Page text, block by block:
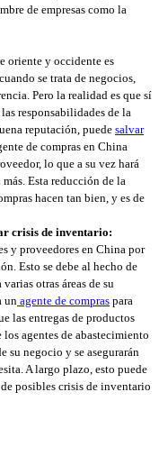
de empresas como la
oriente y occidente es
se trata de negocios,
Pero la realidad es que sí
responsabilidades de la
reputación, puede salvar
de compras en China
lo que a su vez hará
Esta reducción de la
hacen tan bien, y es de
crisis de inventario:
y proveedores en China por
Esto se debe al hecho de
otras áreas de su
un agente de compras para
las entregas de productos
agentes de abastecimiento
su negocio y se asegurarán
A largo plazo, esto puede
posibles crisis de inventario